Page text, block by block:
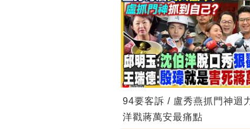
94要客訴 / 盧秀燕抓門神迴
洋戳蔣萬安最痛點